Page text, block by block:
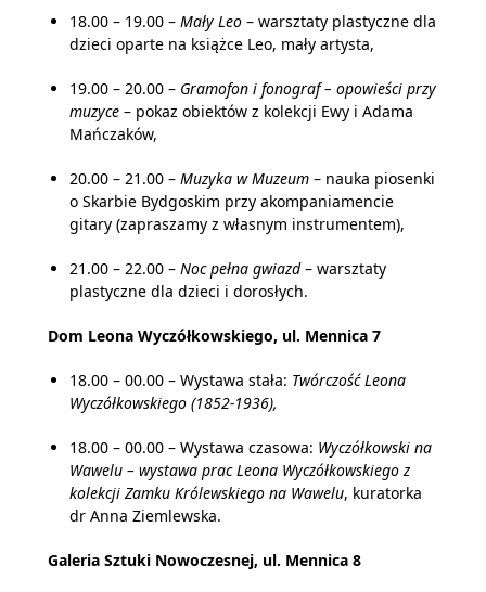
18.00 – 19.00 – Mały Leo – warsztaty plastyczne dla
dzieci oparte na książce Leo, mały artysta,
19.00 – 20.00 – Gramofon i fonograf – opowieści przy
muzyce – pokaz obiektów z kolekcji Ewy i Adama
Mańczaków,
20.00 – 21.00 – Muzyka w Muzeum – nauka piosenki
o Skarbie Bydgoskim przy akompaniamencie
gitary (zapraszamy z własnym instrumentem),
21.00 – 22.00 – Noc pełna gwiazd– warsztaty
plastyczne dla dzieci i dorosłych.
Dom Leona Wyczółkowskiego, ul. Mennica 7
18.00 – 00.00 – Wystawa stała: Twórczość Leona
Wyczółkowskiego (1852-1936),
18.00 – 00.00 – Wystawa czasowa: Wyczółkowski na
Wawelu – wystawa prac Leona Wyczółkowskiego z
kolekcji Zamku Królewskiego na Wawelu, kuratorka
dr Anna Ziemlewska.
Galeria Sztuki Nowoczesnej, ul. Mennica 8